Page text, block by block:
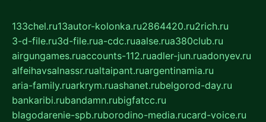
133chel.ru13autor-kolonka.ru2864420.ru2rich.ru
3-d-file.ru3d-file.rua-cdc.ruaalse.rua380club.ru
airgungames.ruaccounts-112.ruadler-jun.ruadonyev.ru
alfeihavsalnassr.rualtaipant.ruargentinamia.ru
aria-family.ruarkrym.ruashanet.rubelgorod-day.ru
bankaribi.rubandamn.rubigfatcc.ru
blagodarenie-spb.ruborodino-media.rucard-voice.ru